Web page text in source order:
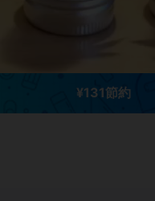
¥131節約